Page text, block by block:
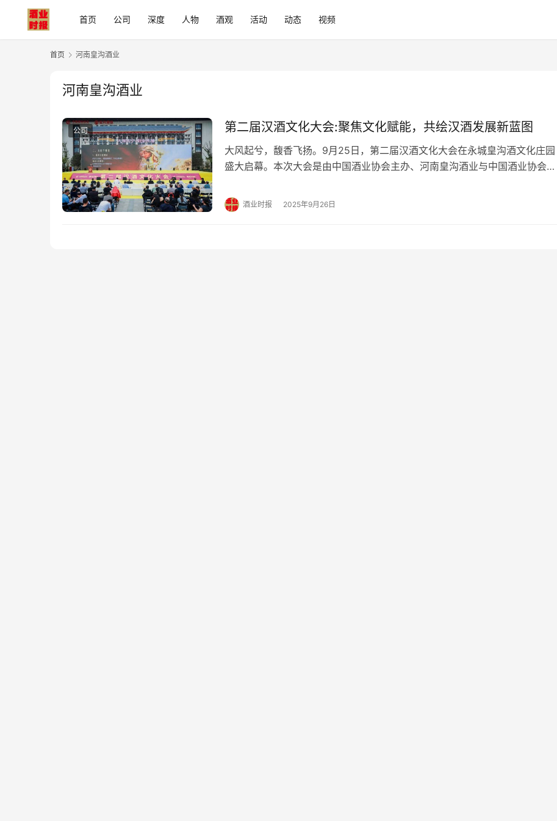
首页 公司 深度 人物 酒观 活动 动态 视频
首页 河南皇沟酒业
河南皇沟酒业
公司 第二届汉酒文化大会:聚焦文化赋能，共绘汉酒发展新蓝图
大风起兮，馥香飞扬。9月25日，第二届汉酒文化大会在永城皇沟酒文化庄园
盛大启幕。本次大会是由中国酒业协会主办、河南皇沟酒业与中国酒业协会文
时代新表达。作为中国酒文化月期间的重磅活动，本次大会的召开，有力推动
了作为文化圣地的河南酒业的高质量发展。 品牌升维，馥香汉韵绽华章 对于酒
酒业时报 2025年9月26日